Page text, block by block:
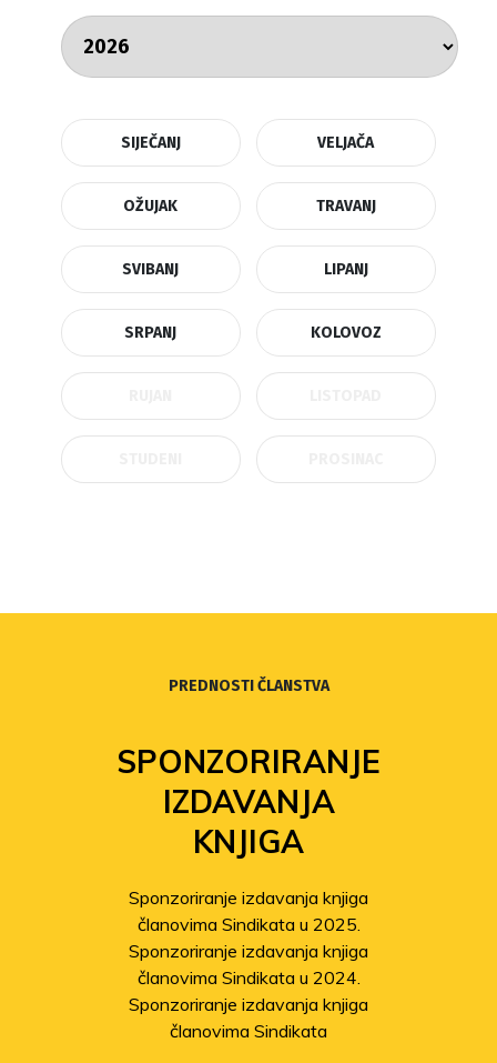
SIJEČANJ VELJAČA
OŽUJAK TRAVANJ
SVIBANJ LIPANJ
SRPANJ KOLOVOZ
PREDNOSTI ČLANSTVA
SPONZORIRANJE
IZDAVANJA
KNJIGA
Sponzoriranje izdavanja knjiga
članovima Sindikata u 2025.
Sponzoriranje izdavanja knjiga
članovima Sindikata u 2024.
Sponzoriranje izdavanja knjiga
članovima Sindikata